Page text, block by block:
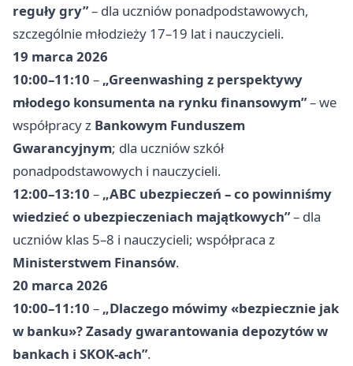
reguły gry”– dla uczniów ponadpodstawowych,
szczególnie młodzieży 17–19 lat i nauczycieli.
19 marca 2026
10:00–11:10 – „Greenwashing z perspektywy
młodego konsumenta na rynku finansowym”– we
współpracy z Bankowym Funduszem
Gwarancyjnym; dla uczniów szkół
ponadpodstawowych i nauczycieli.
12:00–13:10 – „ABC ubezpieczeń – co powinniśmy
wiedzieć o ubezpieczeniach majątkowych”– dla
uczniów klas 5–8 i nauczycieli; współpraca z
Ministerstwem Finansów.
20 marca 2026
10:00–11:10 – „Dlaczego mówimy «bezpiecznie jak
w banku»? Zasady gwarantowania depozytów w
bankach i SKOK-ach”.